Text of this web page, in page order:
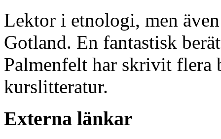
Lektor i etnologi, men
Gotland. En fantastisk
Palmenfelt har skrivit flera
kurslitteratur.
Externa länkar